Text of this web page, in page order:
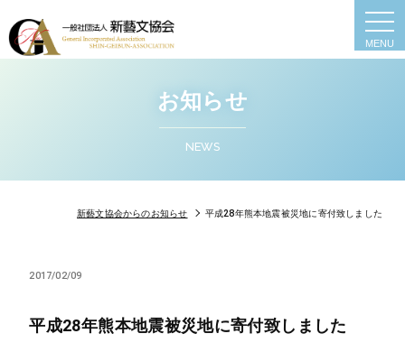
お知らせ
NEWS
新藝文協会からのお知らせ 平成28年熊本地震被災地に寄付致しました
2017/02/09
平成28年熊本地震被災地に寄付致しました